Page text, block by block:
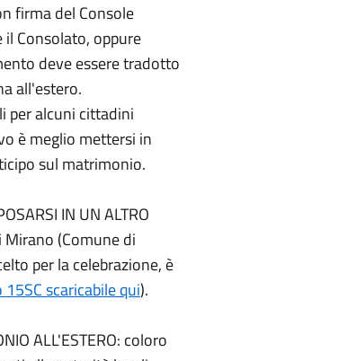
firma del Console
Consolato, oppure
deve essere tradotto
all'estero.
per alcuni cittadini
è meglio mettersi in
sul matrimonio.
IN UN ALTRO
Mirano (Comune di
per la celebrazione, è
scaricabile qui).
ALL'ESTERO: coloro